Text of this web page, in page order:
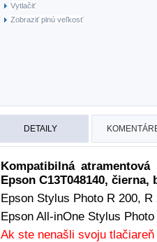
Vytlačiť
Zobraziť plnú veľkosť
DETAILY
Kompatibilná
Epson C13T048140, čierna,
Epson Stylus Photo R 200,
Epson All-inOne Stylus
Ak ste nenašli svoju